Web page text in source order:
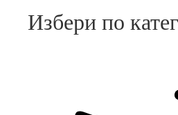
Избери по